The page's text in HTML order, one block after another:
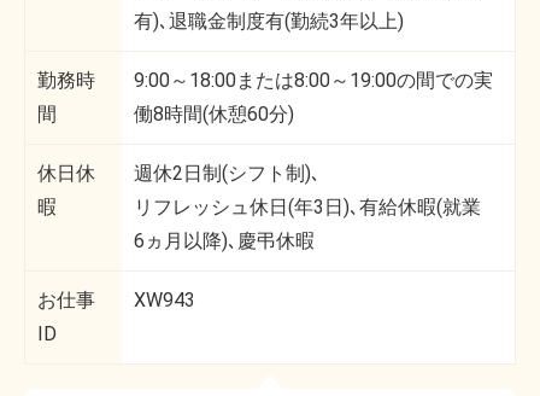
有)､退職金制度有(勤続3年以上)
勤務時
間
9:00～18:00または8:00～19:00の間での実
働8時間(休憩60分)
休日休
暇
週休2日制(シフト制)､
リフレッシュ休日(年3日)､有給休暇(就業
6ヵ月以降)､慶弔休暇
お仕事
ID
XW943